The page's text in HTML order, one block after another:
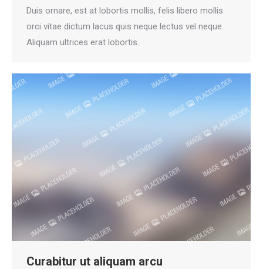
Duis ornare, est at lobortis mollis, felis libero mollis
orci vitae dictum lacus quis neque lectus vel neque.
Aliquam ultrices erat lobortis.
Curabitur ut aliquam arcu